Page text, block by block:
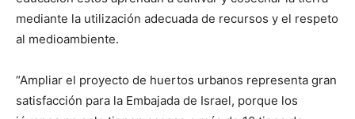
mediante la utilización adecuada de recursos y el respeto
al medioambiente.
“Ampliar el proyecto de huertos urbanos representa gran
satisfacción para la Embajada de Israel, porque los